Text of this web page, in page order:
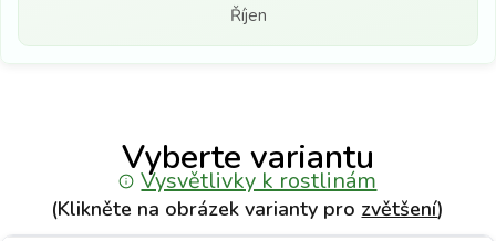
Říjen
Vyberte variantu
Vysvětlivky k rostlinám
(Klikněte na obrázek varianty pro zvětšení)